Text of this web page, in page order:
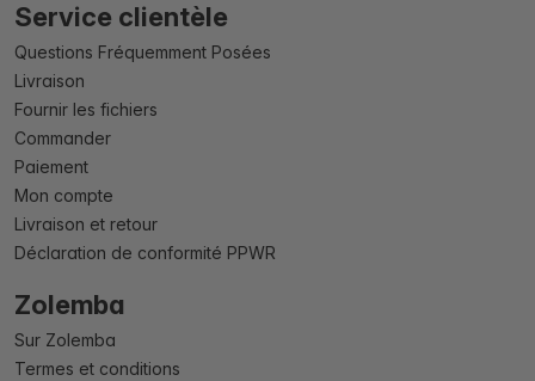
Service clientèle
Questions Fréquemment Posées
Livraison
Fournir les fichiers
Commander
Paiement
Mon compte
Livraison et retour
Déclaration de conformité PPWR
Zolemba
Sur Zolemba
Termes et conditions